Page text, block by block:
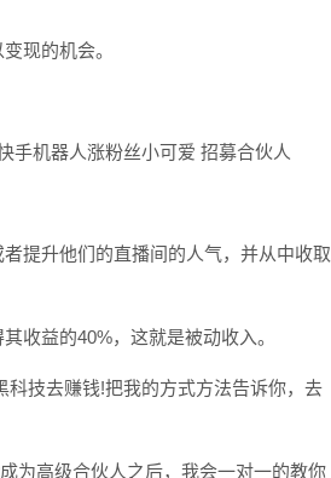
现的机会。
提升他们的直播间的人气，并从中收取
收益的40%，这就是被动收入。
技去赚钱!把我的方式方法告诉你，去
为高级合伙人之后，我会一对一的教你